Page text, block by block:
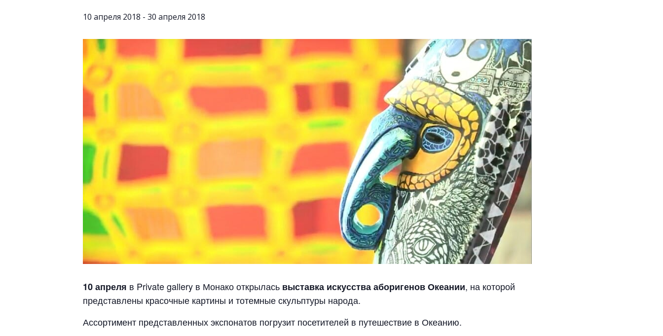
10 апреля 2018 - 30 апреля 2018
10 апреля в Private gallery в Монако открылась выставка искусства аборигенов Океании, на которой
представлены красочные картины и тотемные скульптуры народа.
Ассортимент представленных экспонатов погрузит посетителей в путешествие в Океанию.